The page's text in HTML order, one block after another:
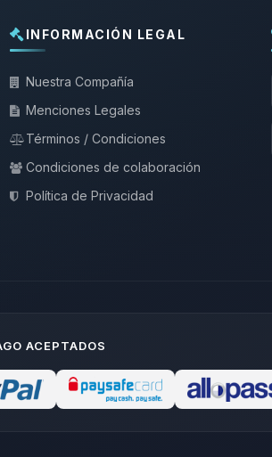
INFORMACIÓN LEGAL
Nuestra Compañía
Menciones Legales
Términos / Condiciones
Condiciones de colaboración
Política de Privacidad
ACEPTADOS